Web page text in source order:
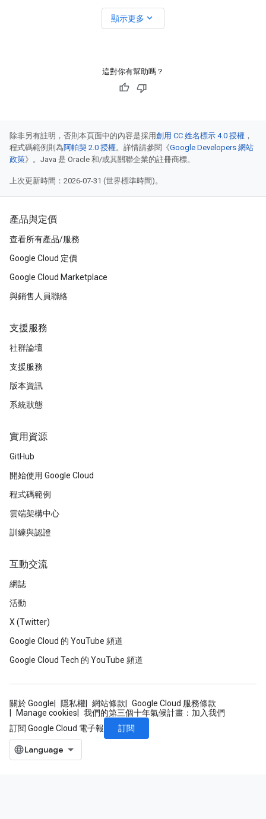
顯示更多 expand_more
這對你有幫助嗎？
除非另有註明，否則本頁面中的內容是採用創用 CC 姓名標示 4.0 授權 ，
程式碼範例則為阿帕契 2.0 授權。詳情請參閱《Google Developers 網站
政策》。Java 是 Oracle 和/或其關聯企業的註冊商標。
上次更新時間：2026-07-31 (世界標準時間)。
產品與定價
查看所有產品/服務
Google Cloud 定價
Google Cloud Marketplace
與銷售人員聯絡
支援服務
社群論壇
支援服務
版本資訊
系統狀態
實用資源
GitHub
開始使用 Google Cloud
程式碼範例
雲端架構中心
訓練與認證
互動交流
網誌
活動
X (Twitter)
Google Cloud 的 YouTube 頻道
Google Cloud Tech 的 YouTube 頻道
關於 Google 隱私權 網站條款
Google Cloud 服務條款
Manage cookies
我們的第三個十年氣候計畫：加入我們
訂閱 Google Cloud 電子報
訂閱